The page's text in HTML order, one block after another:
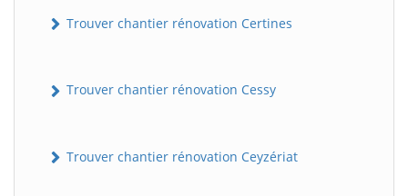
Trouver chantier rénovation Certines
Trouver chantier rénovation Cessy
Trouver chantier rénovation Ceyzériat